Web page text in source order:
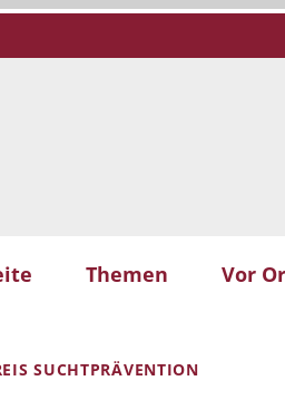
Themen Vor
SUCHTPRÄVENTION